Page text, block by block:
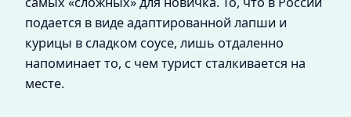
подается в виде адаптированной лапши и
курицы в сладком соусе, лишь отдаленно
напоминает то, с чем турист сталкивается на
месте.